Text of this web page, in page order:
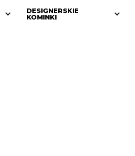
DESIGNERSKIE
KOMINKI